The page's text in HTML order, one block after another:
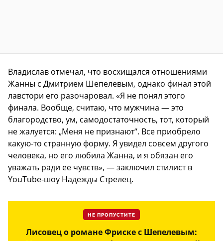
Владислав отмечал, что восхищался отношениями
Жанны с Дмитрием Шепелевым, однако финал этой
лавстори его разочаровал. «Я не понял этого
финала. Вообще, считаю, что мужчина — это
благородство, ум, самодостаточность, тот, который
не жалуется: „Меня не признают“. Все приобрело
какую-то странную форму. Я увидел совсем другого
человека, но его любила Жанна, и я обязан его
уважать ради ее чувств», — заключил стилист в
YouTube-шоу Надежды Стрелец.
НЕ ПРОПУСТИТЕ
Лисовец о романе Фриске с Шепелевым: